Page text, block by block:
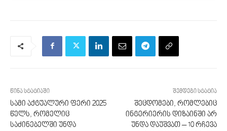
წინა სტატიაში
სამი აქტუალური ფერი 2025
წელს, რომელიც
საძინებელში უნდა
შემდეგი სტატია
შეცდომები, რომლებიც
ინტერიერის დიზაინში არ
უნდა დაუშვათ – 10 რჩევა